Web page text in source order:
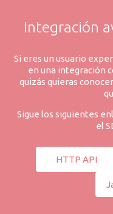
Integración
Si eres un usuario
en una integración
quizás quieras
Sigue los siguientes
el
HTTP API